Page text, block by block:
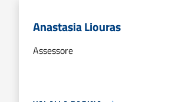
Anastasia Liouras
Assessore